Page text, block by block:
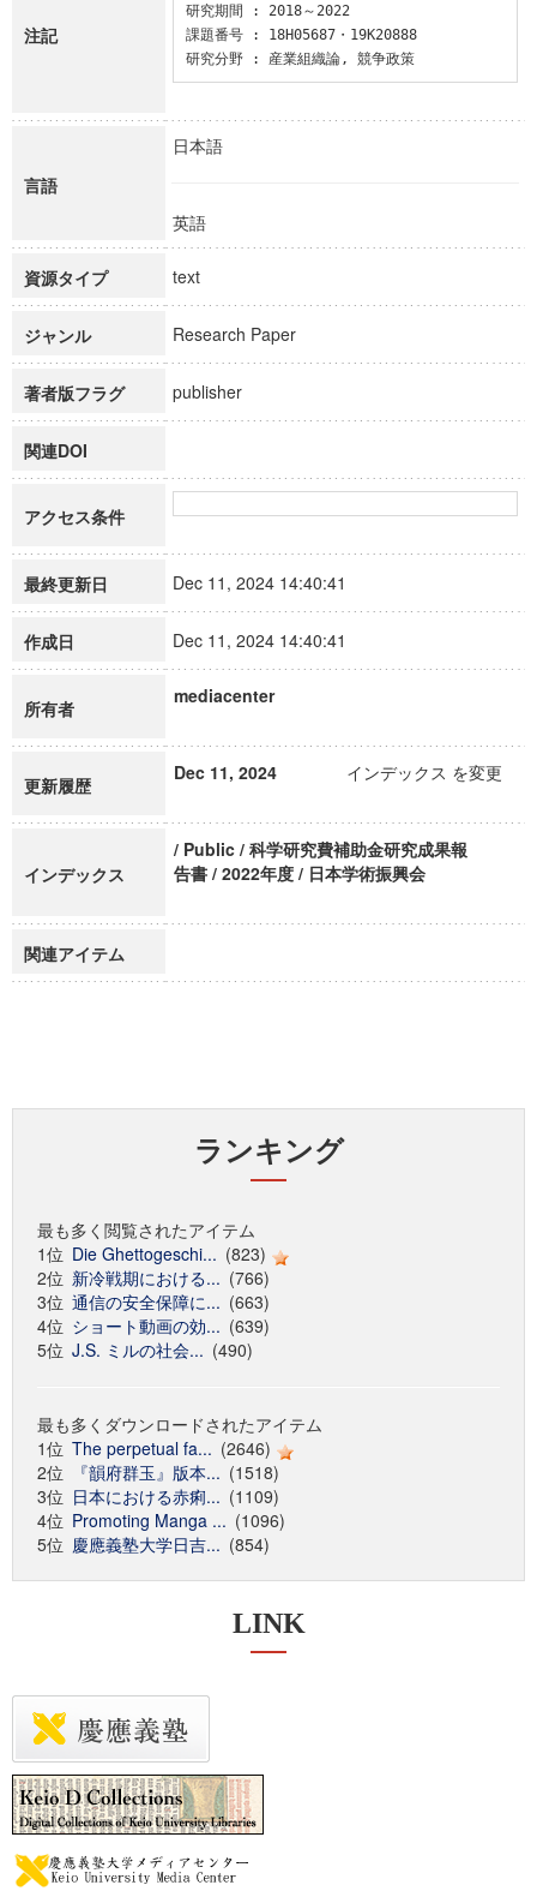
注記
研究期間 : 2018～2022
課題番号 : 18H05687・19K20888
研究分野 : 産業組織論, 競争政策
言語
日本語
英語
資源タイプ text
ジャンル Research Paper
著者版フラグ publisher
関連DOI
アクセス条件
最終更新日 Dec 11, 2024 14:40:41
作成日 Dec 11, 2024 14:40:41
所有者
mediacenter
更新履歴
Dec 11, 2024 インデックス を変更
インデックス
/ Public / 科学研究費補助金研究成果報
告書 / 2022年度 / 日本学術振興会
関連アイテム
ランキング
最も多く閲覧されたアイテム
1位 Die Ghettogeschi... (823)
2位 新冷戦期における... (766)
3位 通信の安全保障に... (663)
4位 ショート動画の効... (639)
5位 J.S. ミルの社会... (490)
最も多くダウンロードされたアイテム
1位 The perpetual fa... (2646)
2位
『韻府群玉』版本... (1518)
3位 日本における赤痢... (1109)
4位 Promoting Manga ... (1096)
5位 慶應義塾大学日吉... (854)
LINK